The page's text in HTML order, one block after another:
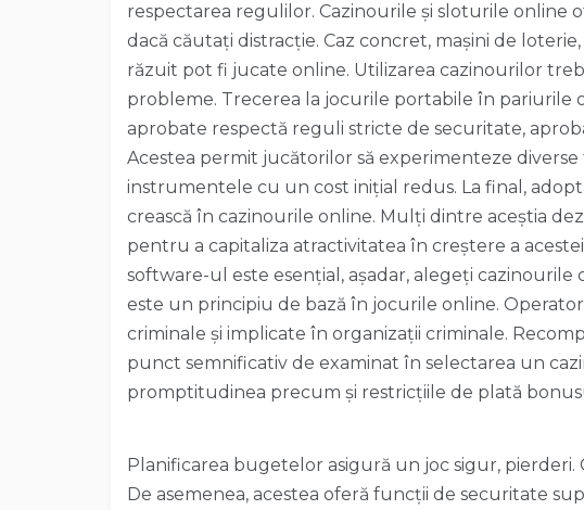
respectarea regulilor. Cazinourile și sloturile online
dacă căutați distracție. Caz concret, mașini de
răzuit pot fi jucate online. Utilizarea cazinourilor
probleme. Trecerea la jocurile portabile în pariurile
aprobate respectă reguli stricte de securitate,
Acestea permit jucătorilor să experimenteze
instrumentele cu un cost inițial redus. La final,
crească în cazinourile online. Mulți dintre aceștia
pentru a capitaliza atractivitatea în creștere a
software-ul este esențial, așadar, alegeți
este un principiu de bază în jocurile online.
criminale și implicate în organizații criminale.
punct semnificativ de examinat în selectarea un
promptitudinea precum și restricțiile de plată
Planificarea bugetelor asigură un joc sigur,
De asemenea, acestea oferă funcții de securitate